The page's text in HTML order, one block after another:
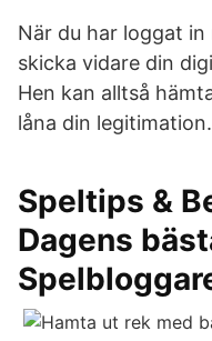
När du har loggat in
skicka vidare din
Hen kan alltså
låna din legitimation.
Speltips &
Dagens